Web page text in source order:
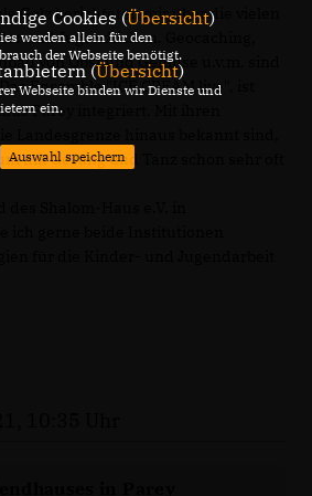
Golz berichteten mir über die vielen
und Jugendlichen. Geocaching,
von Obst und Gemüse u.v.m. sind
Ensemble "ICE CREAM live", ist
Parey integriert. Mit ihren
mit Gesang und Tanz schon sehr oft
Cookies (Übersicht)
werden allein für den
der Webseite benötigt.
(Übersicht)
Webseite binden wir Dienste und
ein.
Auswahl speichern